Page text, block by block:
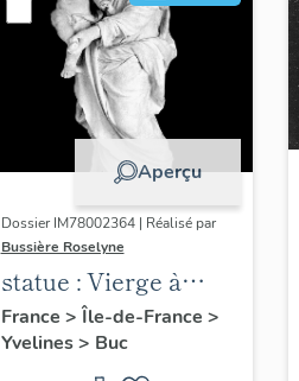
Aperçu
Dossier IM78002364 | Réalisé par
Bussière Roselyne
statue : Vierge à
l'Enfant (n°1)
France > Île-de-France >
Yvelines> Buc